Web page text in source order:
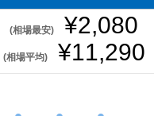
(相場最安) ¥2,080
(相場平均) ¥11,290